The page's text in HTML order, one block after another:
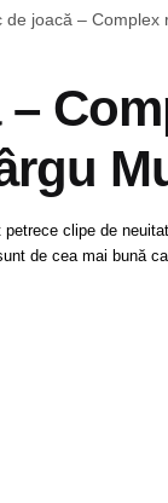
de joacă – Complex
clipe de
de cea mai bună